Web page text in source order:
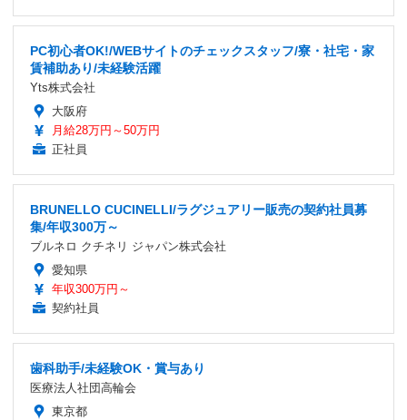
PC初心者OK!/WEBサイトのチェックスタッフ/寮・社宅・家
賃補助あり/未経験活躍
Yts株式会社
大阪府
月給28万円～50万円
正社員
BRUNELLO CUCINELLI/ラグジュアリー販売の契約社員募
集/年収300万～
ブルネロ クチネリ ジャパン株式会社
愛知県
年収300万円～
契約社員
歯科助手/未経験OK・賞与あり
医療法人社団高輪会
東京都